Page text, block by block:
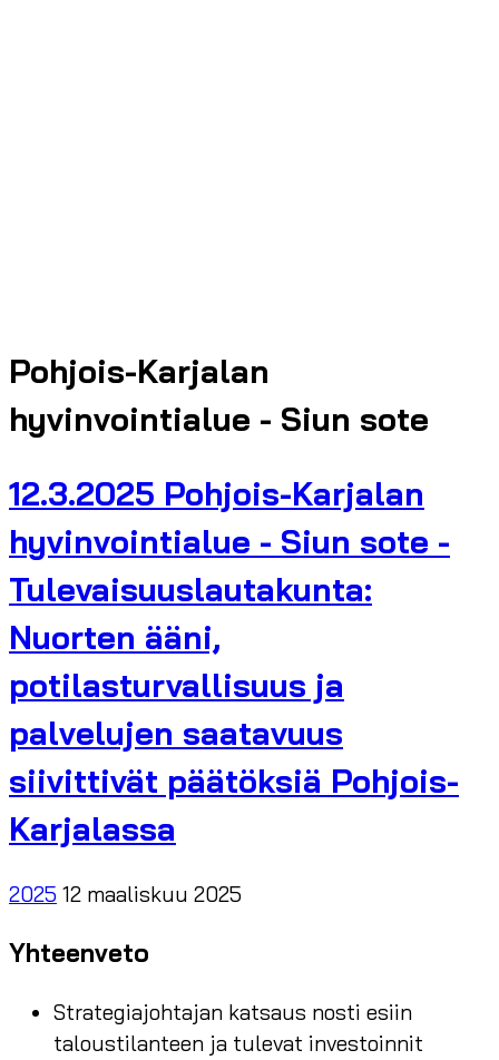
Pohjois-Karjalan
hyvinvointialue - Siun sote
12.3.2025 Pohjois-Karjalan
hyvinvointialue - Siun sote -
Tulevaisuuslautakunta:
Nuorten ääni,
potilasturvallisuus ja
palvelujen saatavuus
siivittivät päätöksiä Pohjois-
Karjalassa
2025 12 maaliskuu 2025
Yhteenveto
Strategiajohtajan katsaus nosti esiin
taloustilanteen ja tulevat investoinnit